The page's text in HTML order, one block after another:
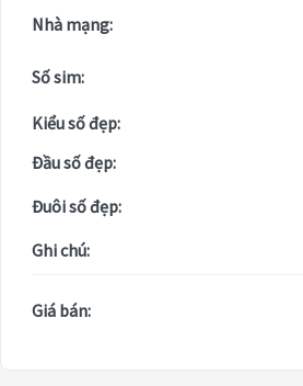
Nhà mạng:
Số sim:
Kiểu số đẹp:
Đầu số đẹp:
Đuôi số đẹp:
Ghi chú:
Giá bán: